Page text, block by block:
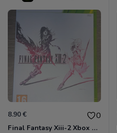
8.90 € 0
Final Fantasy Xiii-2 Xbox 360